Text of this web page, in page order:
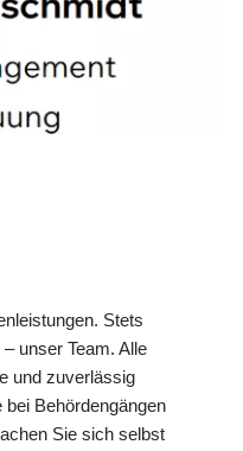
Stets
unser Team. Alle
und zuverlässig
Behördengängen
Sie sich selbst